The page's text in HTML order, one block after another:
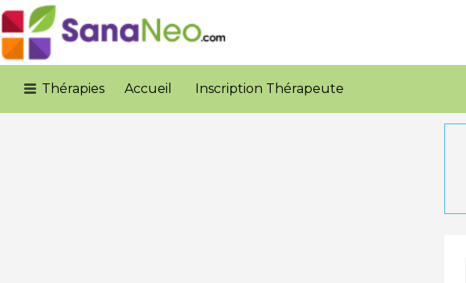
Rechercher:
Thérapies Accueil Inscription Thérapeute